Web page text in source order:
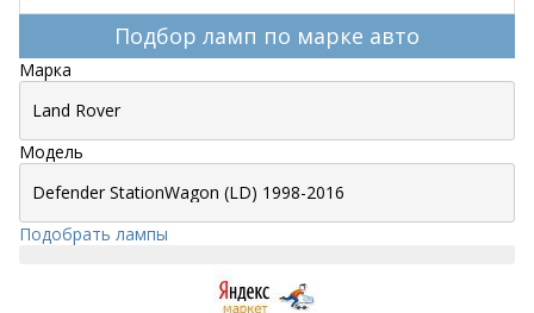
Подбор ламп по марке авто
Марка
Модель
Подобрать лампы